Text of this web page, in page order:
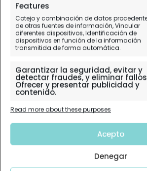
Features
Cotejo y combinación de datos
de otras fuentes de información, Vincular
diferentes dispositivos, Identificación de
dispositivos en función de la información
transmitida de forma automática.
Garantizar la seguridad, evitar y
detectar fraudes, y eliminar
Ofrecer y presentar publicidad y
contenido.
Read more about these purposes
Acepto
Denegar